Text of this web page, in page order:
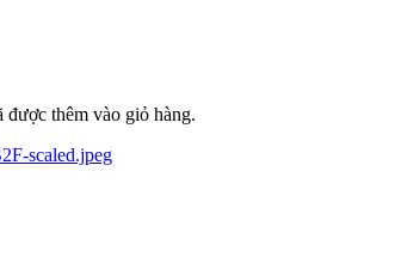
thêm vào giỏ hàng.